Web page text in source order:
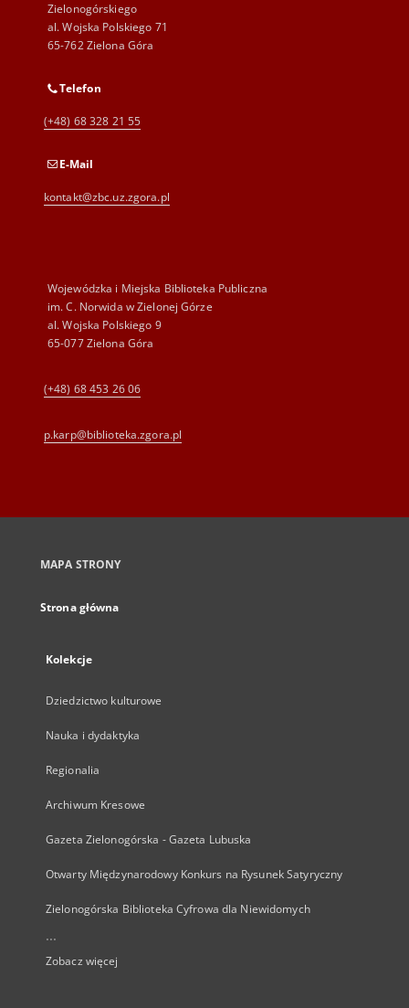
Zielonogórskiego
al. Wojska Polskiego 71
65-762 Zielona Góra
Telefon
(+48) 68 328 21 55
E-Mail
kontakt@zbc.uz.zgora.pl
Wojewódzka i Miejska Biblioteka Publiczna
im. C. Norwida w Zielonej Górze
al. Wojska Polskiego 9
65-077 Zielona Góra
(+48) 68 453 26 06
p.karp@biblioteka.zgora.pl
MAPA STRONY
Strona główna
Kolekcje
Dziedzictwo kulturowe
Nauka i dydaktyka
Regionalia
Archiwum Kresowe
Gazeta Zielonogórska - Gazeta Lubuska
Otwarty Międzynarodowy Konkurs na Rysunek Satyryczny
Zielonogórska Biblioteka Cyfrowa dla Niewidomych
...
Zobacz więcej